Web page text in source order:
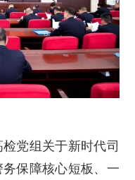
党组关于新时代司
保障核心短板、一